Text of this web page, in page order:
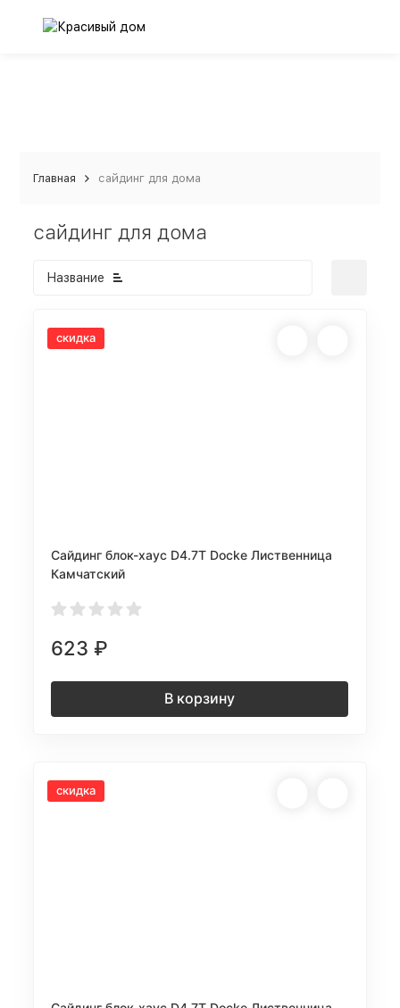
Главная сайдинг для дома
сайдинг для дома
Название
скидка
Сайдинг блок-хаус D4.7T Docke Лиственница
Камчатский
623₽
В корзину
скидка